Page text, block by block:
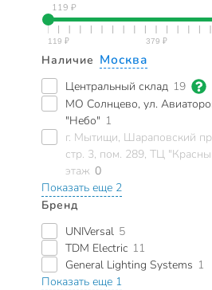
119 ₽
Наличие Москва
Центральный склад 19
МО Солнцево, ул.
"Небо" 1
г. Мытищи, Шараповский
стр. 3, пом. 289, ТЦ
этаж 0
Показать еще 2
Бренд
UNIVersal 5
TDM Electric 11
General Lighting Systems 1
Показать еще 1